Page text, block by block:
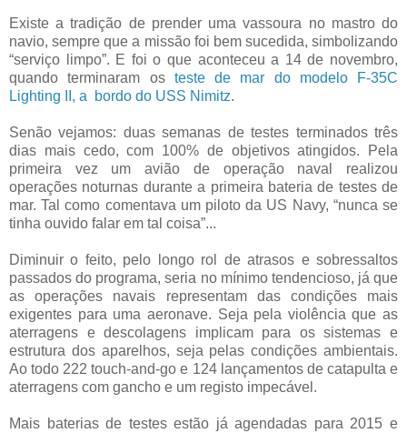
Existe a tradição de prender uma vassoura no mastro do
navio, sempre que a missão foi bem sucedida, simbolizando
“serviço limpo”. E foi o que aconteceu a 14 de novembro,
quando terminaram os teste de mar do modelo F-35C
Lighting II, a bordo do USS Nimitz.
Senão vejamos: duas semanas de testes terminados três
dias mais cedo, com 100% de objetivos atingidos. Pela
primeira vez um avião de operação naval realizou
operações noturnas durante a primeira bateria de testes de
mar. Tal como comentava um piloto da US Navy, “nunca se
tinha ouvido falar em tal coisa”...
Diminuir o feito, pelo longo rol de atrasos e sobressaltos
passados do programa, seria no mínimo tendencioso, já que
as operações navais representam das condições mais
exigentes para uma aeronave. Seja pela violência que as
aterragens e descolagens implicam para os sistemas e
estrutura dos aparelhos, seja pelas condições ambientais.
Ao todo 222 touch-and-go e 124 lançamentos de catapulta e
aterragens com gancho e um registo impecável.
Mais baterias de testes estão já agendadas para 2015 e